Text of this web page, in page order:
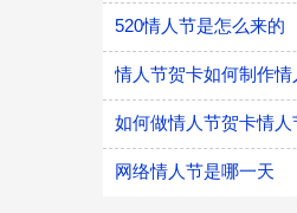
520情人节是怎么来的
情人节贺卡如何制作
如何做情人节贺卡情
网络情人节是哪一天